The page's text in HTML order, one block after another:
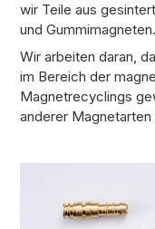
wir Teile aus
und Gummimagneten.
Wir arbeiten daran,
im Bereich der
Magnetrecyclings
anderer Magnetarten